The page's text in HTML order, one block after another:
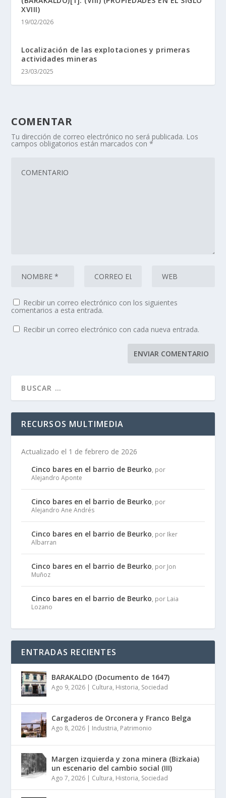
XVIII)
19/02/2026
Localización de las explotaciones y primeras
actividades mineras
23/03/2025
COMENTAR
Tu dirección de correo electrónico no será publicada. Los
campos obligatorios están marcados con*
Recibir un correo electrónico con los siguientes
comentarios a esta entrada.
Recibir un correo electrónico con cada nueva entrada.
RECURSOS MULTIMEDIA
Actualizado el 1 de febrero de 2026
Cinco bares en el barrio de Beurko, por
Alejandro Aponte
Cinco bares en el barrio de Beurko, por
Alejandro Ane Andrés
Cinco bares en el barrio de Beurko, por Iker
Albarran
Cinco bares en el barrio de Beurko, por Jon
Muñoz
Cinco bares en el barrio de Beurko, por Laia
Lozano
ENTRADAS RECIENTES
BARAKALDO (Documento de 1647)
Ago 9, 2026 | Cultura, Historia, Sociedad
Cargaderos de Orconera y Franco Belga
Ago 8, 2026 | Industria, Patrimonio
Margen izquierda y zona minera (Bizkaia)
un escenario del cambio social (III)
Ago 7, 2026 | Cultura, Historia, Sociedad